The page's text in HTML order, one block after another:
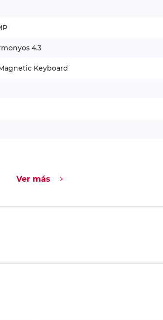
4.3
Keyboard
Ver más